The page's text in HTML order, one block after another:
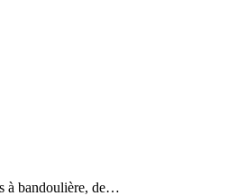
à bandoulière, de…